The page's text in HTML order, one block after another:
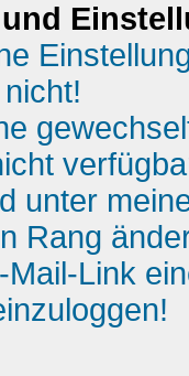
unter
Rang
Link